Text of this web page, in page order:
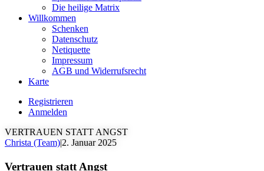
Die heilige Matrix
Willkommen
Schenken
Datenschutz
Netiquette
Impressum
AGB und Widerrufsrecht
Karte
Registrieren
Anmelden
VERTRAUEN STATT ANGST
Christa (Team)|2. Januar 2025
Vertrauen statt Angst